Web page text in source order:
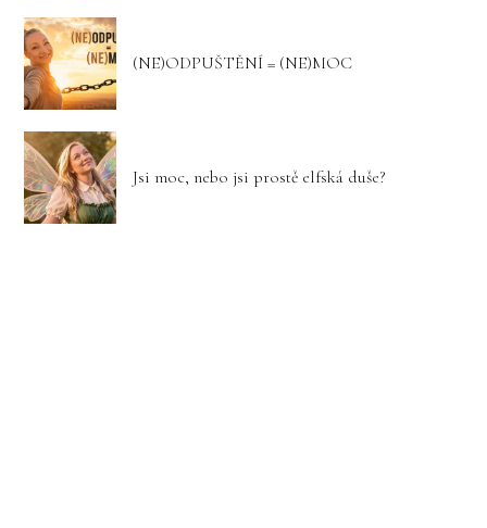
(NE)ODPUŠTĚNÍ = (NE)MOC
Jsi moc, nebo jsi prostě elfská duše?